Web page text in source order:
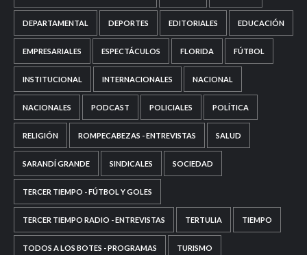
DEPARTAMENTAL DEPORTES EDITORIALES EDUCACIÓN
EMPRESARIALES ESPECTÁCULOS FLORIDA FÚTBOL
INSTITUCIONAL INTERNACIONALES NACIONAL
NACIONALES PODCAST POLICIALES POLÍTICA
RELIGIÓN ROMPECABEZAS - ENTREVISTAS SALUD
SARANDÍ GRANDE SINDICALES SOCIEDAD
TERCER TIEMPO - FÚTBOL Y GOLES
TERCER TIEMPO RADIO - ENTREVISTAS TERTULIA TIEMPO
TODOS A LOS BOTES - PROGRAMAS TURISMO